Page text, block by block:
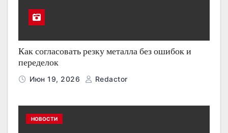
Как согласовать резку металла без ошибок и
переделок
Июн 19, 2026 Redactor
НОВОСТИ